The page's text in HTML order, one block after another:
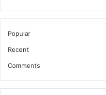
Popular
Recent
Comments